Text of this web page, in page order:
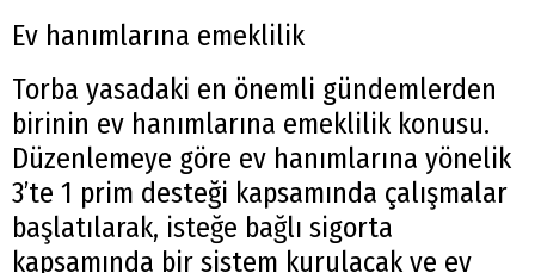
Ev hanımlarına emeklilik
Torba yasadaki en önemli gündemlerden
birinin ev hanımlarına emeklilik konusu.
Düzenlemeye göre ev hanımlarına yönelik
3’te 1 prim desteği kapsamında çalışmalar
başlatılarak, isteğe bağlı sigorta
kapsamında bir sistem kurulacak ve ev